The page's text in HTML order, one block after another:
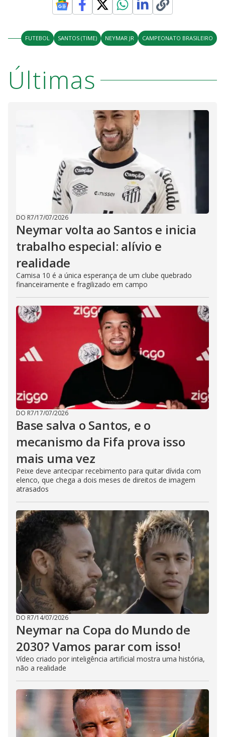
FUTEBOL SANTOS (TIME) NEYMAR JR CAMPEONATO BRASILEIRO
Últimas
DO R7/17/07/2026
Neymar volta ao Santos e inicia
trabalho especial: alívio e
realidade
Camisa 10 é a única esperança de um clube quebrado
financeiramente e fragilizado em campo
DO R7/17/07/2026
Base salva o Santos, e o
mecanismo da Fifa prova isso
mais uma vez
Peixe deve antecipar recebimento para quitar dívida com
elenco, que chega a dois meses de direitos de imagem
atrasados
DO R7/14/07/2026
Neymar na Copa do Mundo de
2030? Vamos parar com isso!
Vídeo criado por inteligência artificial mostra uma história,
não a realidade